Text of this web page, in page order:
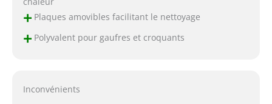
+Plaques amovibles facilitant le nettoyage
+Polyvalent pour gaufres et croquants
Inconvénients